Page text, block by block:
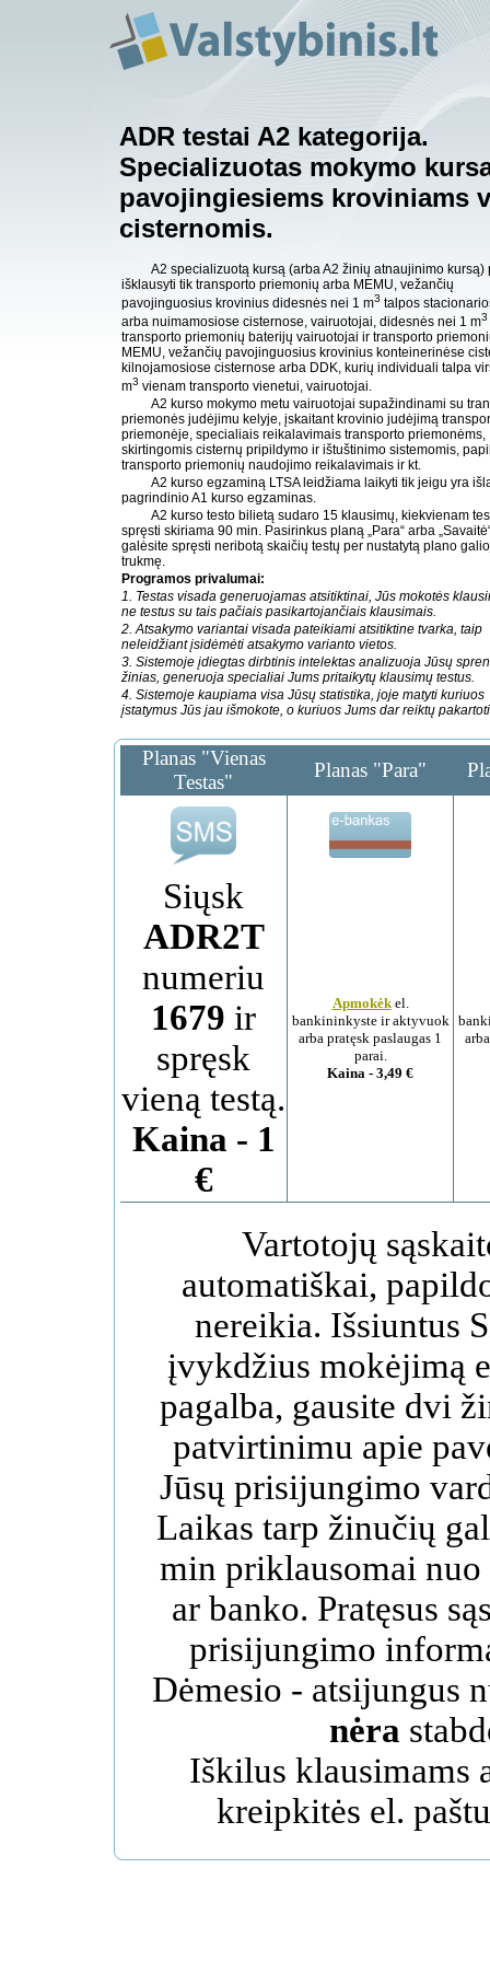
ADR testai A2 kategorija.
Specializuotas mokymo
pavojingiesiems kroviniams
cisternomis.
A2 specializuotą kursą (arba A2 žinių atnaujinimo kursą)
išklausyti tik transporto priemonių arba MEMU, vežančių
pavojinguosius krovinius didesnės nei 1 m3 talpos
arba nuimamosiose cisternose, vairuotojai, didesnės nei 1 m3
transporto priemonių baterijų vairuotojai ir transporto
MEMU, vežančių pavojinguosius krovinius konteinerinėse
kilnojamosiose cisternose arba DDK, kurių individuali talpa
m3 vienam transporto vienetui, vairuotojai.
A2 kurso mokymo metu vairuotojai supažindinami su
priemonės judėjimu kelyje, įskaitant krovinio judėjimą
priemonėje, specialiais reikalavimais transporto priemonėms,
skirtingomis cisternų pripildymo ir ištuštinimo sistemomis,
transporto priemonių naudojimo reikalavimais ir kt.
A2 kurso egzaminą LTSA leidžiama laikyti tik jeigu yra
pagrindinio A1 kurso egzaminas.
A2 kurso testo bilietą sudaro 15 klausimų, kiekvienam
spręsti skiriama 90 min. Pasirinkus planą „Para“ arba
galėsite spręsti neribotą skaičių testų per nustatytą plano
trukmę.
Programos privalumai:
1. Testas visada generuojamas atsitiktinai, Jūs mokotės
ne testus su tais pačiais pasikartojančiais klausimais.
2. Atsakymo variantai visada pateikiami atsitiktine tvarka, taip
neleidžiant įsidėmėti atsakymo varianto vietos.
3. Sistemoje įdiegtas dirbtinis intelektas analizuoja Jūsų
žinias, generuoja specialiai Jums pritaikytų klausimų testus.
4. Sistemoje kaupiama visa Jūsų statistika, joje matyti kuriuos
įstatymus Jūs jau išmokote, o kuriuos Jums dar reiktų
Planas "Vienas
Testas"
Planas "Para"
Siųsk
ADR2T
numeriu
1679 ir
spręsk
vieną testą.
Kaina - 1
€
Apmokėkel.
bankininkyste ir aktyvuok
arba pratęsk paslaugas 1
parai.
Kaina - 3,49 €
Vartotojų
automatiškai,
nereikia. Išsiuntus
įvykdžius mokėjimą
pagalba, gausite dvi
patvirtinimu apie
Jūsų prisijungimo
Laikas tarp žinučių
min priklausomai nuo
ar banko. Pratęsus
prisijungimo
Dėmesio - atsijungus
nėra
Iškilus klausimams
kreipkitės el.